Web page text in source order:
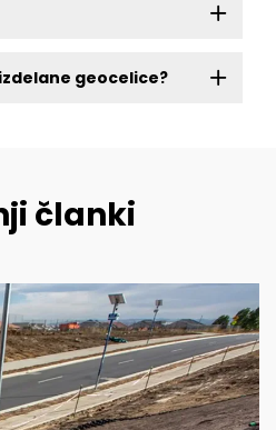
geocelice?
članki